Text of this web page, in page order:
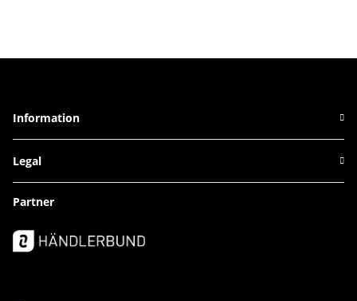
Information
Legal
Partner